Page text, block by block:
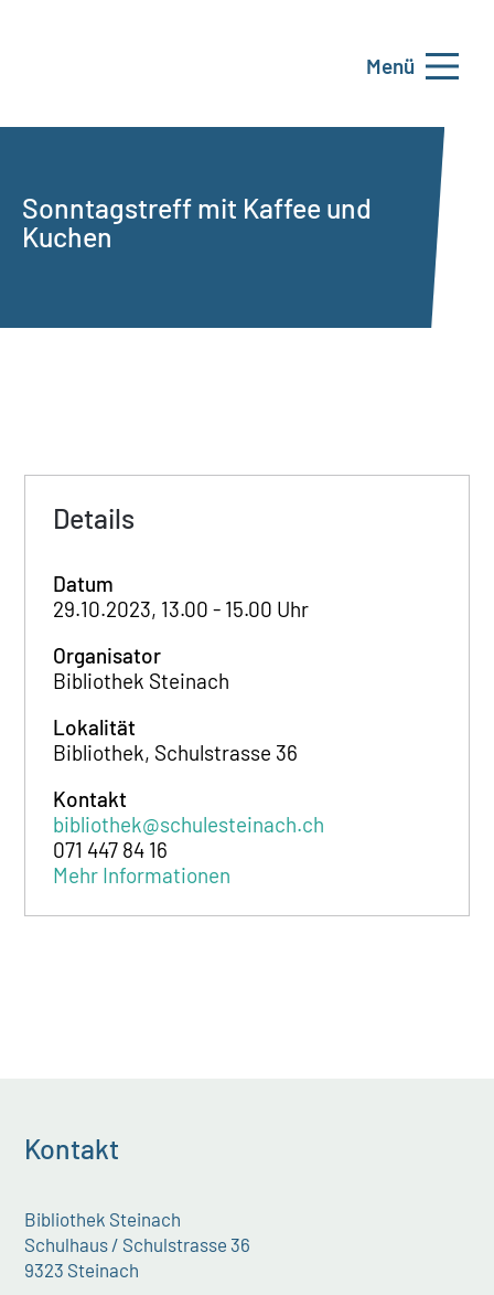
Menü
Sonntagstreff mit Kaffee und
Kuchen
Details
Datum
29.10.2023, 13.00 - 15.00 Uhr
Organisator
Bibliothek Steinach
Lokalität
Bibliothek, Schulstrasse 36
Kontakt
bibliothek@schulesteinach.ch
071 447 84 16
Mehr Informationen
Kontakt
Bibliothek Steinach
Schulhaus / Schulstrasse 36
9323 Steinach